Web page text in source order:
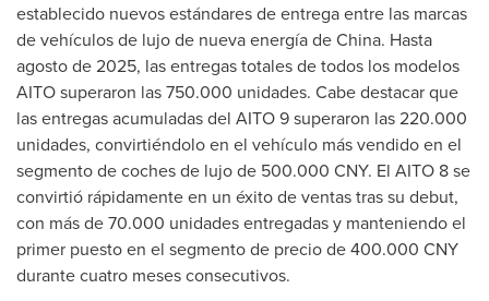
establecido nuevos estándares de entrega entre las marcas
de vehículos de lujo de nueva energía de China. Hasta
agosto de 2025, las entregas totales de todos los modelos
AITO superaron las 750.000 unidades. Cabe destacar que
las entregas acumuladas del AITO 9 superaron las 220.000
unidades, convirtiéndolo en el vehículo más vendido en el
segmento de coches de lujo de 500.000 CNY. El AITO 8 se
convirtió rápidamente en un éxito de ventas tras su debut,
con más de 70.000 unidades entregadas y manteniendo el
primer puesto en el segmento de precio de400.000 CNY
durante cuatro meses consecutivos.